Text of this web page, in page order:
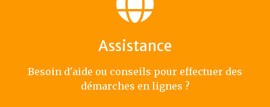
Assistance
Besoin d'aide ou conseils pour effectuer des
démarches en lignes ?